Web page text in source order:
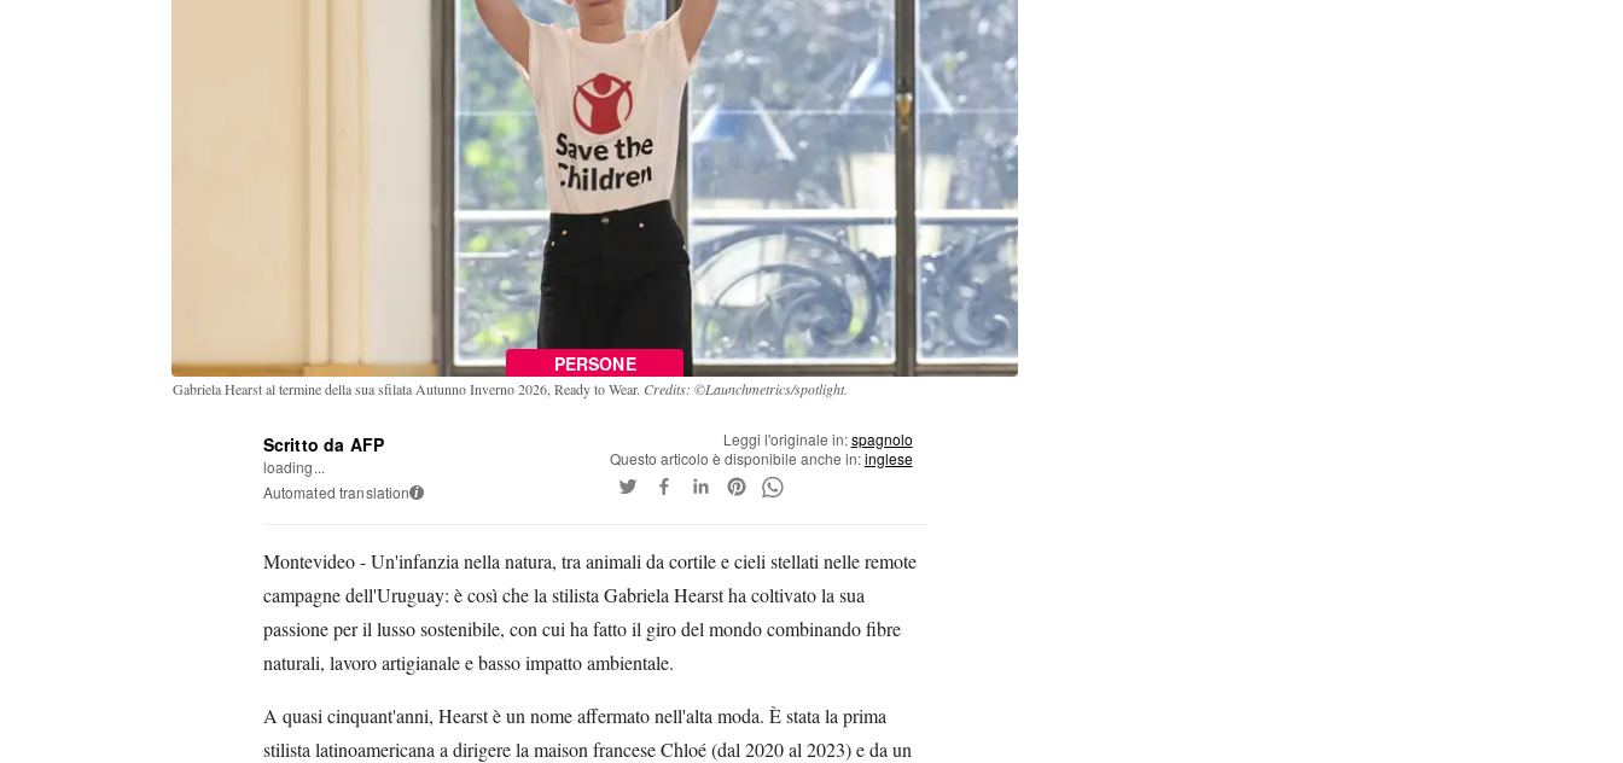
PERSONE
Gabriela Hearst al termine della sua sfilata Autunno Inverno 2026, Ready to Wear. Credits: ©Launchmetrics/spotlight.
Scritto da AFP
loading...
Automated translation i
Leggi l'originale in:spagnolo
Questo articolo è disponibile anche in:inglese
Montevideo - Un'infanzia nella natura, tra animali da cortile e cieli stellati nelle remote
campagne dell'Uruguay: è così che la stilista Gabriela Hearst ha coltivato la sua
passione per il lusso sostenibile, con cui ha fatto il giro del mondo combinando fibre
naturali, lavoro artigianale e basso impatto ambientale.
A quasi cinquant'anni, Hearst è un nome affermato nell'alta moda. È stata la prima
stilista latinoamericana a dirigere la maison francese Chloé (dal 2020 al 2023) e da un